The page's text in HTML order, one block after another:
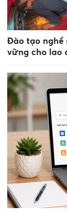
Đào tạo nghề
vững cho lao